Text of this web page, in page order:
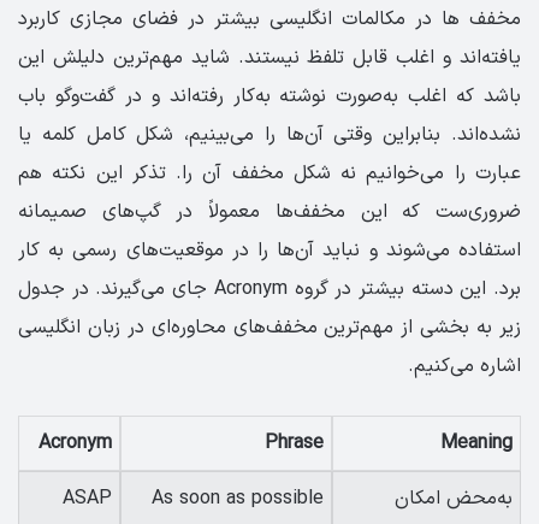
مخفف ها در مکالمات انگلیسی بیشتر در فضای مجازی کاربرد
یافته‌اند و اغلب قابل تلفظ نیستند. شاید مهم‌ترین دلیلش این
باشد که اغلب به‌صورت نوشته به‌کار رفته‌اند و در گفت‌وگو باب
نشده‌اند. بنابراین وقتی آن‌ها را می‌بینیم، شکل کامل کلمه یا
عبارت را می‌خوانیم نه شکل مخفف آن را. تذکر این نکته هم
ضروری‌ست که این مخفف‌ها معمولاً در گپ‌های صمیمانه
استفاده می‌شوند و نباید آن‌ها را در موقعیت‌های رسمی به کار
برد. این دسته بیشتر در گروه Acronym جای می‌گیرند. در جدول
زیر به بخشی از مهم‌ترین مخفف‌های محاوره‌ای در زبان انگلیسی
اشاره می‌کنیم.
Meaning
Phrase
Acronym
به‌محض امکان
As soon as possible
ASAP